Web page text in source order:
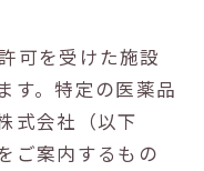
可を受けた施設
す。特定の医薬品
式会社（以下
ご案内するもの